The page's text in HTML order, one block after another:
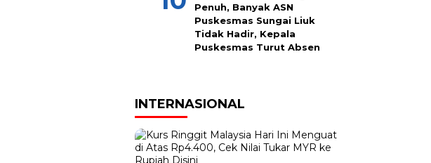
Penuh, Banyak ASN
Puskesmas Sungai Liuk
Tidak Hadir, Kepala
Puskesmas Turut Absen
INTERNASIONAL